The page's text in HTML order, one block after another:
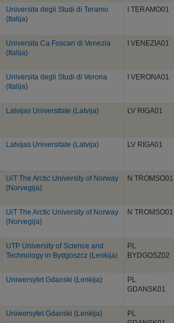
Universita degli Studi di Teramo
(Italija)
I TERAMO01
Universita Ca Foscari di Venezia
(Italija)
I VENEZIA01
Universita degli Studi di Verona
(Italija)
I VERONA01
Latvijas Universitate (Latvija) LV RIGA01
Latvijas Universitate (Latvija) LV RIGA01
UiT The Arctic University of Norway
(Norvegija)
N TROMSO01
UiT The Arctic University of Norway
(Norvegija)
N TROMSO01
UTP University of Science and
Technology in Bydgoszcz (Lenkija)
PL
BYDGOSZ02
Uniwersytet Gdanski (Lenkija)
PL
GDANSK01
Uniwersytet Gdanski (Lenkija)
PL